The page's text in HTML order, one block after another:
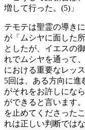
増して行った。(5)」
テモテは聖霊の導き
が「ムシヤに面した
としたが、イエスの
れでムシヤを通って
における重要なレッ
5回は、ある方向に
がそれをお許しにな
ができると言います
を止めてくださった
れは正しい判断では